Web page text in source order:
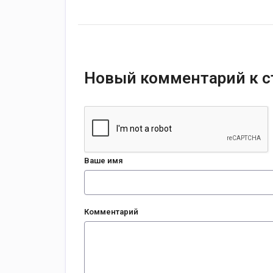
Новый комментарий к
Ваше имя
Комментарий